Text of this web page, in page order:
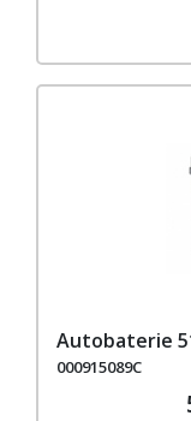
Autobaterie
000915089C